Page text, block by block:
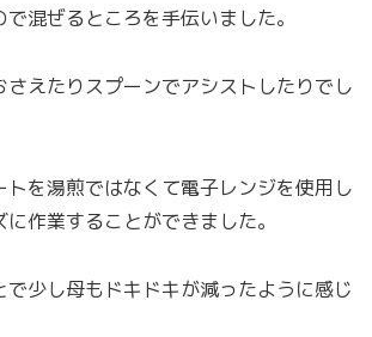
混ぜるところを手伝いました。
さえたりスプーンでアシストしたりでし
トを湯煎ではなくて電子レンジを使用し
作業することができました。
で少し母もドキドキが減ったように感じ